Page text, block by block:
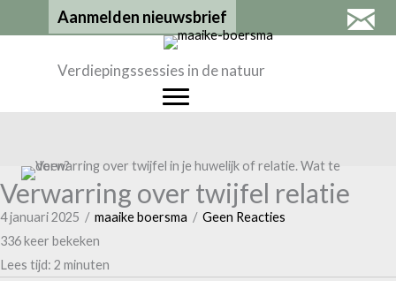
naar
Aanmelden nieuwsbrief
Verdiepingssessies in de natuur
Verwarring over twijfel relatie
4 januari 2025 / maaike boersma / Geen Reacties
336 keer bekeken
Lees tijd: 2 minuten